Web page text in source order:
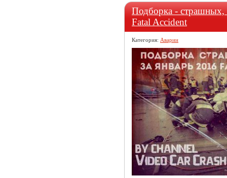
Подборка -
Fatal Accident
Категория: Аварии